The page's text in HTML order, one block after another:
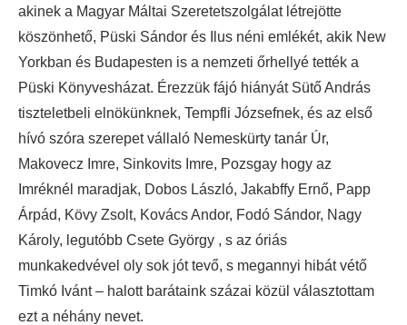
akinek a Magyar Máltai Szeretetszolgálat létrejötte
köszönhető, Püski Sándor és Ilus néni emlékét, akik New
Yorkban és Budapesten is a nemzeti őrhellyé tették a
Püski Könyvesházat. Érezzük fájó hiányát Sütő András
tiszteletbeli elnökünknek, Tempfli Józsefnek, és az első
hívó szóra szerepet vállaló Nemeskürty tanár Úr,
Makovecz Imre, Sinkovits Imre, Pozsgay hogy az
Imréknél maradjak, Dobos László, Jakabffy Ernő, Papp
Árpád, Kövy Zsolt, Kovács Andor, Fodó Sándor, Nagy
Károly, legutóbb Csete György , s az óriás
munkakedvével oly sok jót tevő, s megannyi hibát vétő
Timkó Ivánt – halott barátaink százai közül választottam
ezt a néhány nevet.